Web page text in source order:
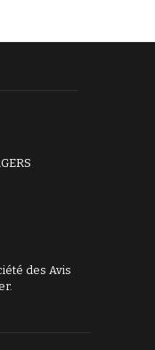
droite
des Avis
.